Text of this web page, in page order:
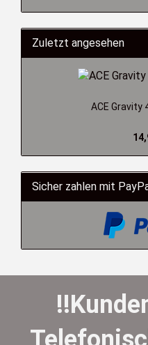
Zuletzt angesehen
ACE Gravity
Sicher zahlen mit